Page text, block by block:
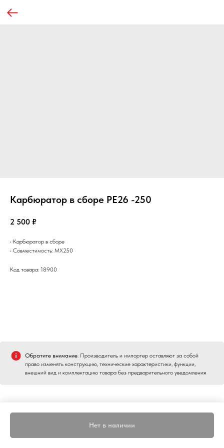
Карбюратор в сборе PE26 -250
2 500 ₽
Нет в наличии
• Карбюратор в сборе
• Совместимость: MX250
Код товара: 18900
Обратите внимание. Производитель и импортер оставляют за собой
право изменять конструкцию, технические характеристики, функции,
внешний вид и комплектацию товара без предварительного уведомления